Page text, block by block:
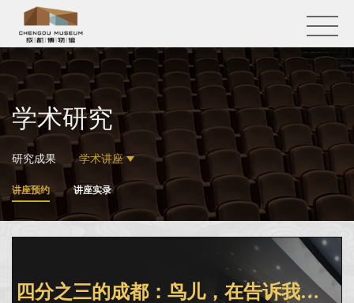
学术研究
研究成果 学术讲座
讲座预约 讲座实录
四分之三的成都：鸟儿，在告诉我们什么？